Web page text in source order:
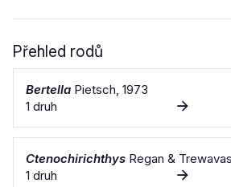
Přehled rodů
Bertella Pietsch, 1973
1 druh
Ctenochirichthys Regan &
1 druh